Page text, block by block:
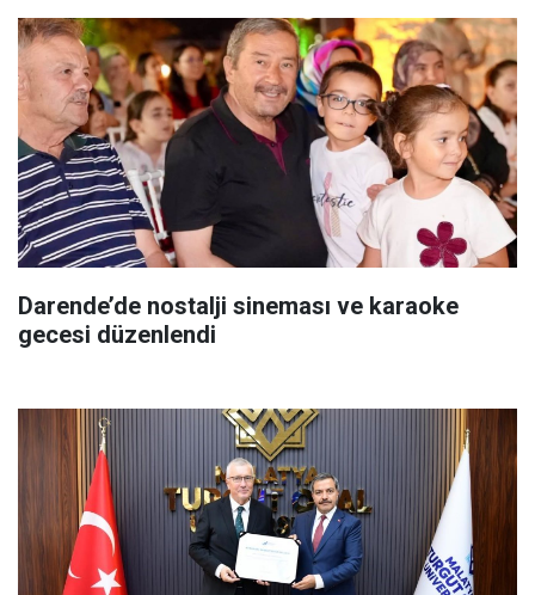
Darende’de nostalji sineması ve karaoke
gecesi düzenlendi